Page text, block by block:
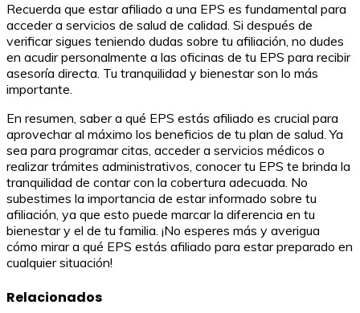
Recuerda que estar afiliado a una EPS es fundamental para
acceder a servicios de salud de calidad. Si después de
verificar sigues teniendo dudas sobre tu afiliación, no dudes
en acudir personalmente a las oficinas de tu EPS para recibir
asesoría directa. Tu tranquilidad y bienestar son lo más
importante.
En resumen, saber a qué EPS estás afiliado es crucial para
aprovechar al máximo los beneficios de tu plan de salud. Ya
sea para programar citas, acceder a servicios médicos o
realizar trámites administrativos, conocer tu EPS te brinda la
tranquilidad de contar con la cobertura adecuada. No
subestimes la importancia de estar informado sobre tu
afiliación, ya que esto puede marcar la diferencia en tu
bienestar y el de tu familia. ¡No esperes más y averigua
cómo mirar a qué EPS estás afiliado para estar preparado en
cualquier situación!
Relacionados